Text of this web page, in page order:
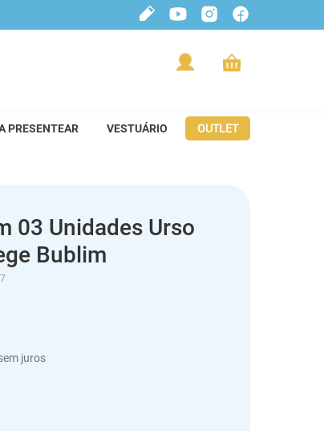
PRESENTEAR VESTUÁRIO OUTLET
03 Unidades Urso
Bublim
juros